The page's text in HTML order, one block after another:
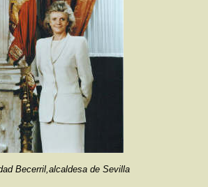
Becerril,alcaldesa de Sevilla